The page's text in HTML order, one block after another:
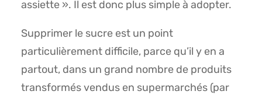
assiette ». Il est donc plus simple à adopter.
Supprimer le sucre est un point
particulièrement difficile, parce qu’il y en a
partout, dans un grand nombre de produits
transformés vendus en supermarchés (par